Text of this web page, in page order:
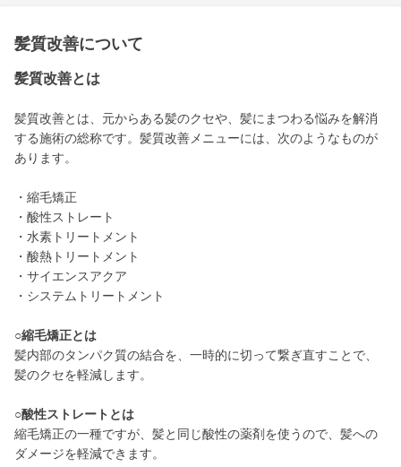
髪質改善について
髪質改善とは
髪質改善とは、元からある髪のクセや、髪にまつわる悩みを解消
する施術の総称です。髪質改善メニューには、次のようなものが
あります。
・縮毛矯正
・酸性ストレート
・水素トリートメント
・酸熱トリートメント
・サイエンスアクア
・システムトリートメント
○縮毛矯正とは
髪内部のタンパク質の結合を、一時的に切って繋ぎ直すことで、
髪のクセを軽減します。
○酸性ストレートとは
縮毛矯正の一種ですが、髪と同じ酸性の薬剤を使うので、髪への
ダメージを軽減できます。